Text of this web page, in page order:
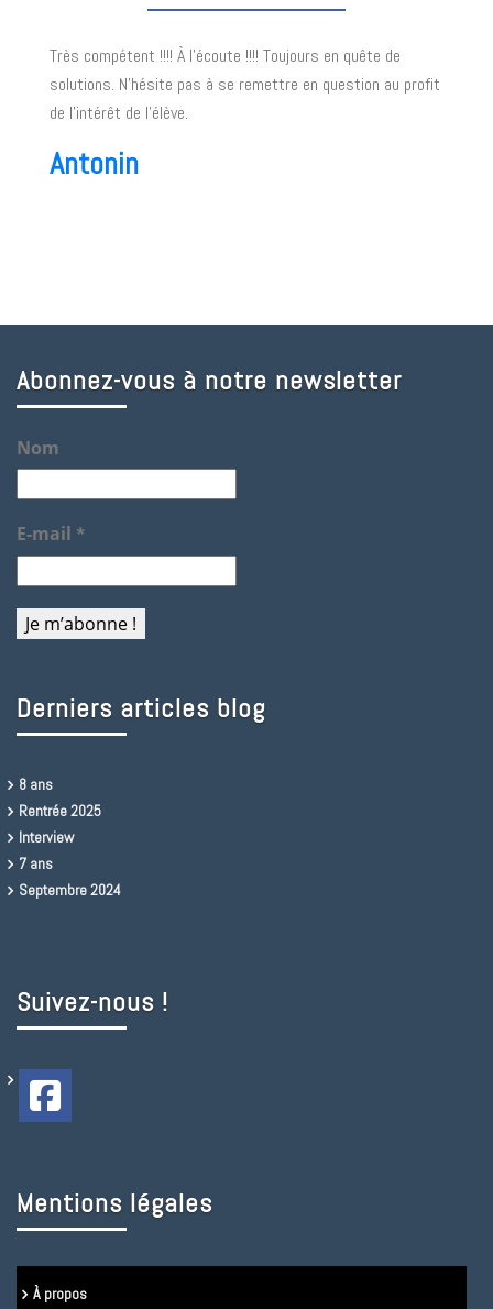
Très compétent !!!! À l'écoute !!!! Toujours en quête de
solutions. N’hésite pas à se remettre en question au profit
de l’intérêt de l’élève.
Antonin
Abonnez-vous à notre newsletter
Nom
E-mail *
Derniers articles blog
8 ans
Rentrée 2025
Interview
7 ans
Septembre 2024
Suivez-nous !
Mentions légales
À propos